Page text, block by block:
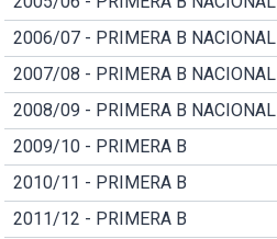
2006/07 - PRIMERA B NACIONAL
2007/08 - PRIMERA B NACIONAL
2008/09 - PRIMERA B NACIONAL
2009/10 - PRIMERA B
2010/11 - PRIMERA B
2011/12 - PRIMERA B